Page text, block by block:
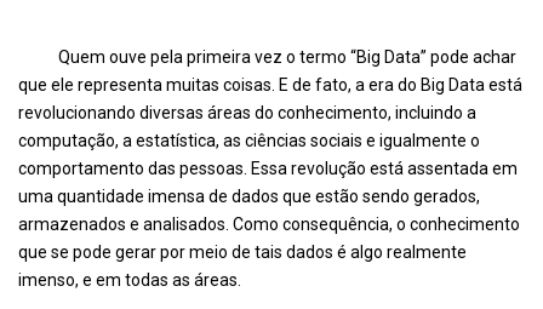
Quem ouve pela primeira vez o termo “Big Data” pode achar
que ele representa muitas coisas. E de fato, a era do Big Data está
revolucionando diversas áreas do conhecimento, incluindo a
computação, a estatística, as ciências sociais e igualmente o
comportamento das pessoas. Essa revolução está assentada em
uma quantidade imensa de dados que estão sendo gerados,
armazenados e analisados. Como consequência, o conhecimento
que se pode gerar por meio de tais dados é algo realmente
imenso, e em todas as áreas.